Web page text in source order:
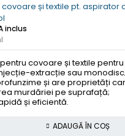
și textile pt. aspirator
inclus
covoare și textile
extracție sau monodisc;
și are proprietăți
murdăriei pe suprafață;
și eficientă.
ADAUGĂ ÎN COȘ